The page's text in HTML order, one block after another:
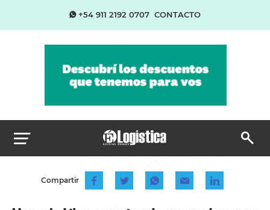
+54 911 2192 0707 CONTACTO
Compartir